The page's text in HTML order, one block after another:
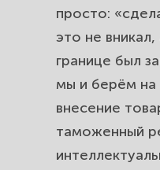
просто:
это не
границе был
мы и берём
внесение
таможенный